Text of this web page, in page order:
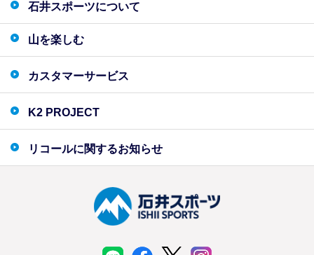
石井スポーツについて
山を楽しむ
カスタマーサービス
K2 PROJECT
リコールに関するお知らせ